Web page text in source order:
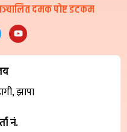
दमक पोष्ट डटकम
झापा
नं.